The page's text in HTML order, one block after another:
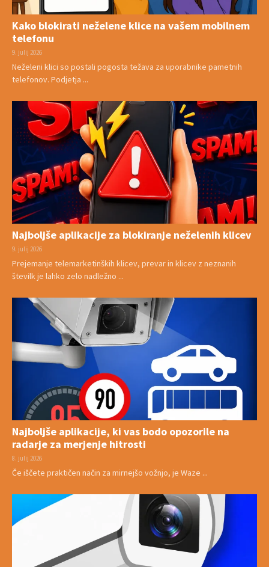
Kako blokirati neželene klice na vašem mobilnem
telefonu
9. julij 2026
Neželeni klici so postali pogosta težava za uporabnike pametnih
telefonov. Podjetja ...
Najboljše aplikacije za blokiranje neželenih klicev
9. julij 2026
Prejemanje telemarketinških klicev, prevar in klicev z neznanih
številk je lahko zelo nadležno ...
Najboljše aplikacije, ki vas bodo opozorile na
radarje za merjenje hitrosti
8. julij 2026
Če iščete praktičen način za mirnejšo vožnjo, je Waze ...